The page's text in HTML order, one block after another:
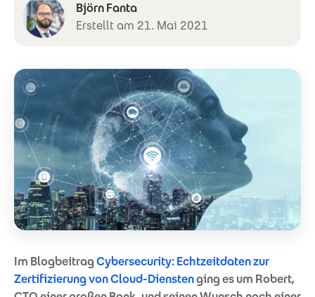
Björn Fanta
Erstellt am 21. Mai 2021
Im BlogbeitragCybersecurity: Echtzeitdaten zur
Zertifizierung von Cloud-Dienstenging es um Robert,